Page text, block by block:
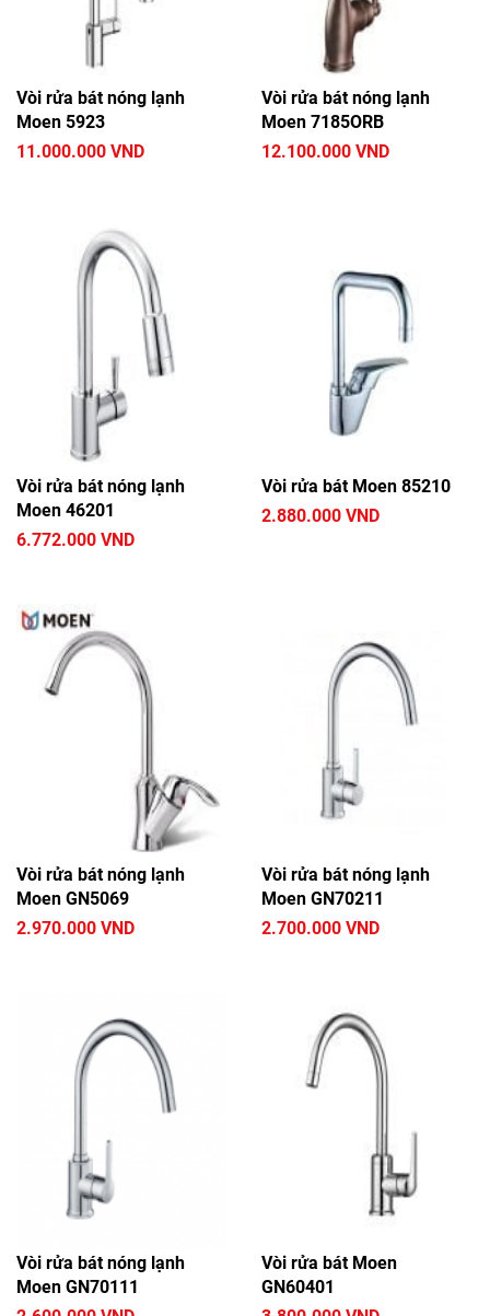
Vòi rửa bát nóng lạnh
Moen 5923
11.000.000 VND
Vòi rửa bát nóng lạnh
Moen 7185ORB
12.100.000 VND
Vòi rửa bát nóng lạnh
Moen 46201
6.772.000 VND
Vòi rửa bát Moen 85210
2.880.000 VND
Vòi rửa bát nóng lạnh
Moen GN5069
2.970.000 VND
Vòi rửa bát nóng lạnh
Moen GN70211
2.700.000 VND
Vòi rửa bát nóng lạnh
Moen GN70111
Vòi rửa bát Moen
GN60401